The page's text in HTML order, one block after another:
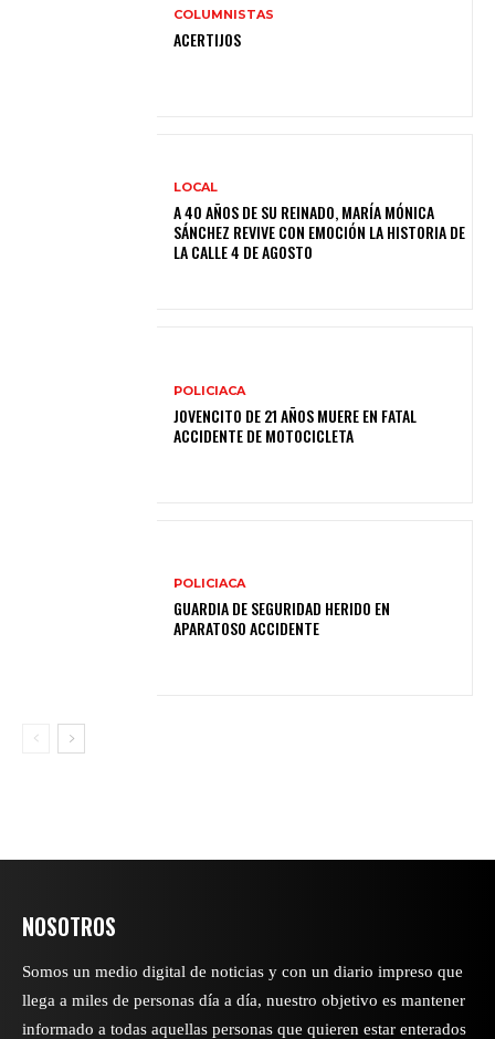
COLUMNISTAS
ACERTIJOS
LOCAL
A 40 AÑOS DE SU REINADO, MARÍA MÓNICA
SÁNCHEZ REVIVE CON EMOCIÓN LA HISTORIA DE
LA CALLE 4 DE AGOSTO
POLICIACA
JOVENCITO DE 21 AÑOS MUERE EN FATAL
ACCIDENTE DE MOTOCICLETA
POLICIACA
GUARDIA DE SEGURIDAD HERIDO EN
APARATOSO ACCIDENTE
NOSOTROS
Somos un medio digital de noticias y con un diario impreso que
llega a miles de personas día a día, nuestro objetivo es mantener
informado a todas aquellas personas que quieren estar enterados